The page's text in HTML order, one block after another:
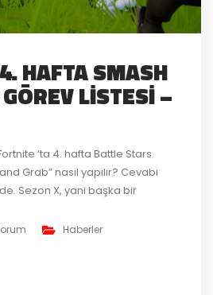
HAFTA SMASH
LISTESI –
‘ta 4. hafta Battle Stars
Grab” nasıl yapılır? Cevabı
Sezon X, yani başka bir
getirildi. Bu haftanın
and Grab”. Anlaşılması ve
Haberler